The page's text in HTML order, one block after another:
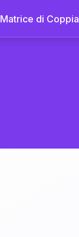
Matrice di Coppia